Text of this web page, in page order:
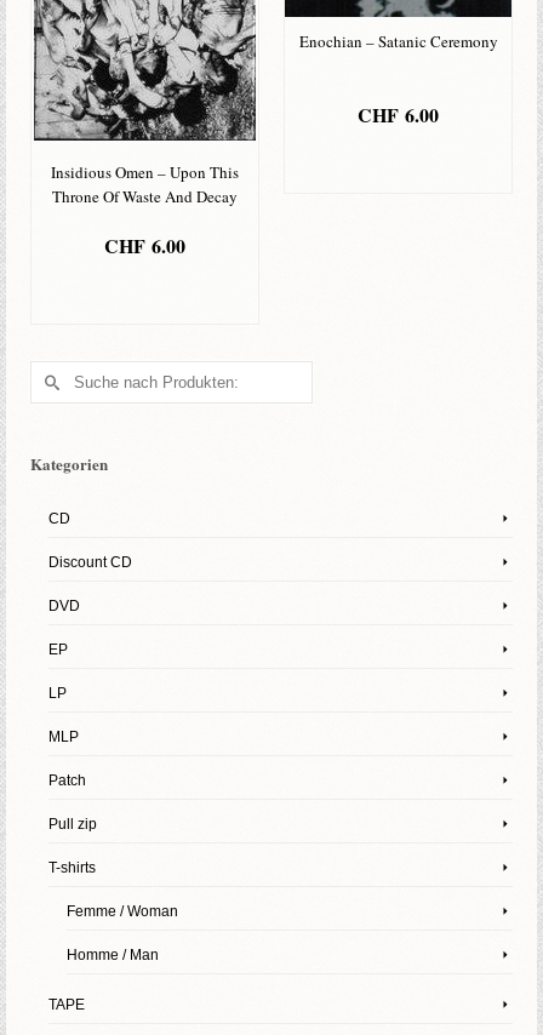
Insidious Omen – Upon This
Throne Of Waste And Decay
CHF 6.00
Enochian – Satanic Ceremony
CHF 6.00
Suche
Kategorien
CD
Discount CD
DVD
EP
LP
MLP
Patch
Pull zip
T-shirts
Femme / Woman
Homme / Man
TAPE